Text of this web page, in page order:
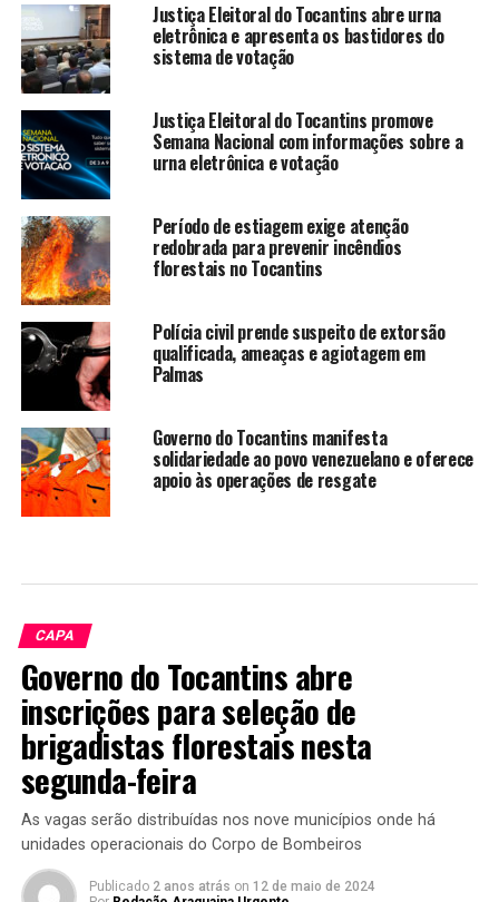
Justiça Eleitoral do Tocantins abre urna
eletrônica e apresenta os bastidores do
sistema de votação
Justiça Eleitoral do Tocantins promove
Semana Nacional com informações sobre a
urna eletrônica e votação
Período de estiagem exige atenção
redobrada para prevenir incêndios
florestais no Tocantins
Polícia civil prende suspeito de extorsão
qualificada, ameaças e agiotagem em
Palmas
Governo do Tocantins manifesta
solidariedade ao povo venezuelano e oferece
apoio às operações de resgate
CAPA
Governo do Tocantins abre
inscrições para seleção de
brigadistas florestais nesta
segunda-feira
As vagas serão distribuídas nos nove municípios onde há
unidades operacionais do Corpo de Bombeiros
Publicado 2 anos atrás on 12 de maio de 2024